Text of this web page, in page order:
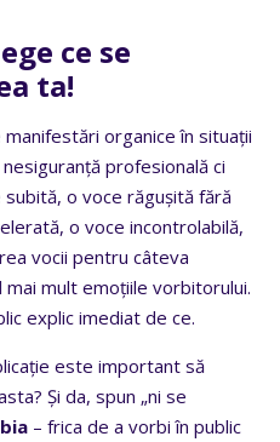
ce se
ta!
organice în situații
profesională ci
o voce răgușită fără
o voce incontrolabilă,
vocii pentru câteva
mult emoțiile vorbitorului.
explic imediat de ce.
este important să
Și da, spun „ni se
– frica de a vorbi în public